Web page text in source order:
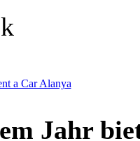
Jahr